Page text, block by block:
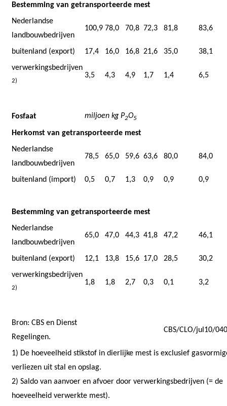
Bestemming van getransporteerde mest
Nederlandse
landbouwbedrijven
100,9 78,0 70,8 72,3 81,8 83,6
buitenland (export) 17,4 16,0 16,8 21,6 35,0
38,1
verwerkingsbedrijven
2)
3,5 4,3 4,9 1,7 1,4 6,5
Fosfaat miljoen kg P2O5
Herkomst van getransporteerde mest
Nederlandse
landbouwbedrijven
78,5 65,0 59,6 63,6 80,0 84,0
buitenland (import) 0,5 0,7 1,3 0,9 0,9 0,9
Bestemming van getransporteerde mest
Nederlandse
landbouwbedrijven
65,0 47,0 44,3 41,8 47,2 46,1
buitenland (export) 12,1 13,8 15,6 17,0 28,5
30,2
verwerkingsbedrijven
2)
1,8 1,8 2,7 0,3 0,1 3,2
Bron: CBS en Dienst
Regelingen.
CBS/CLO/jul10/
1) De hoeveelheid stikstof in dierlijke mest is exclusief
verliezen uit stal en opslag.
2) Saldo van aanvoer en afvoer door verwerkingsbedrijven (= de
hoeveelheid verwerkte mest).